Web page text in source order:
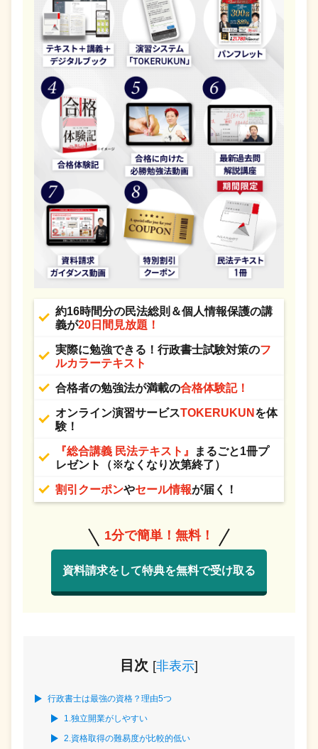
約16時間分の民法総則＆個人情報保護の講
義が20日間見放題！
実際に勉強できる！行政書士試験対策のフ
ルカラーテキスト
合格者の勉強法が満載の合格体験記！
オンライン演習サービスTOKERUKUN を体
験！
『総合講義 民法テキスト』
まるごと1冊プ
レゼント（※なくなり次第終了）
割引クーポンやセール情報が届く！
1分で簡単！無料！
資料請求をして特典を無料で受け取る
目次 [非表示]
行政書士は最強の資格？理由5つ
1.独立開業がしやすい
2.資格取得の難易度が比較的低い